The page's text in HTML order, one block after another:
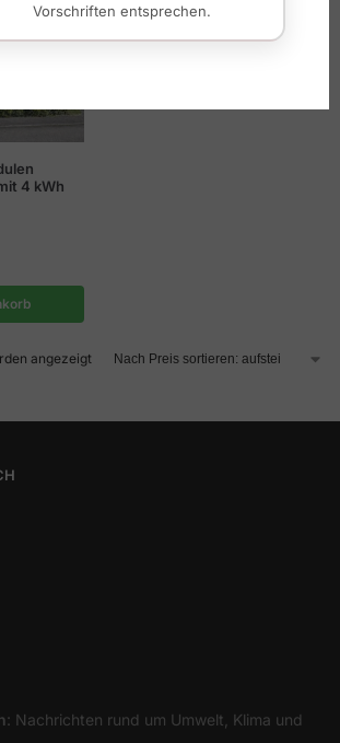
4 kWh
angezeigt
: Nachrichten rund um Umwelt, Klima und
Vorschriften entsprechen.